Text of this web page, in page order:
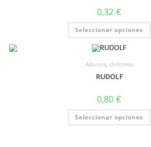
0,32 €
Seleccionar opciones
Adornos, christmas
RUDOLF
0,80 €
Seleccionar opciones